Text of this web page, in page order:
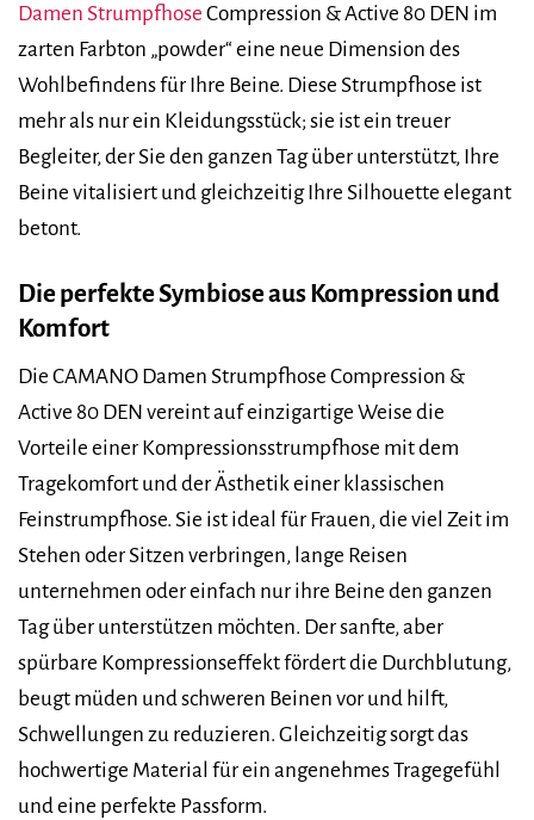
Damen Strumpfhose Compression & Active 80 DEN im
zarten Farbton „powder“ eine neue Dimension des
Wohlbefindens für Ihre Beine. Diese Strumpfhose ist
mehr als nur ein Kleidungsstück; sie ist ein treuer
Begleiter, der Sie den ganzen Tag über unterstützt, Ihre
Beine vitalisiert und gleichzeitig Ihre Silhouette elegant
betont.
Die perfekte Symbiose aus Kompression und
Komfort
Die CAMANO Damen Strumpfhose Compression &
Active 80 DEN vereint auf einzigartige Weise die
Vorteile einer Kompressionsstrumpfhose mit dem
Tragekomfort und der Ästhetik einer klassischen
Feinstrumpfhose. Sie ist ideal für Frauen, die viel Zeit im
Stehen oder Sitzen verbringen, lange Reisen
unternehmen oder einfach nur ihre Beine den ganzen
Tag über unterstützen möchten. Der sanfte, aber
spürbare Kompressionseffekt fördert die Durchblutung,
beugt müden und schweren Beinen vor und hilft,
Schwellungen zu reduzieren. Gleichzeitig sorgt das
hochwertige Material für ein angenehmes Tragegefühl
und eine perfekte Passform.